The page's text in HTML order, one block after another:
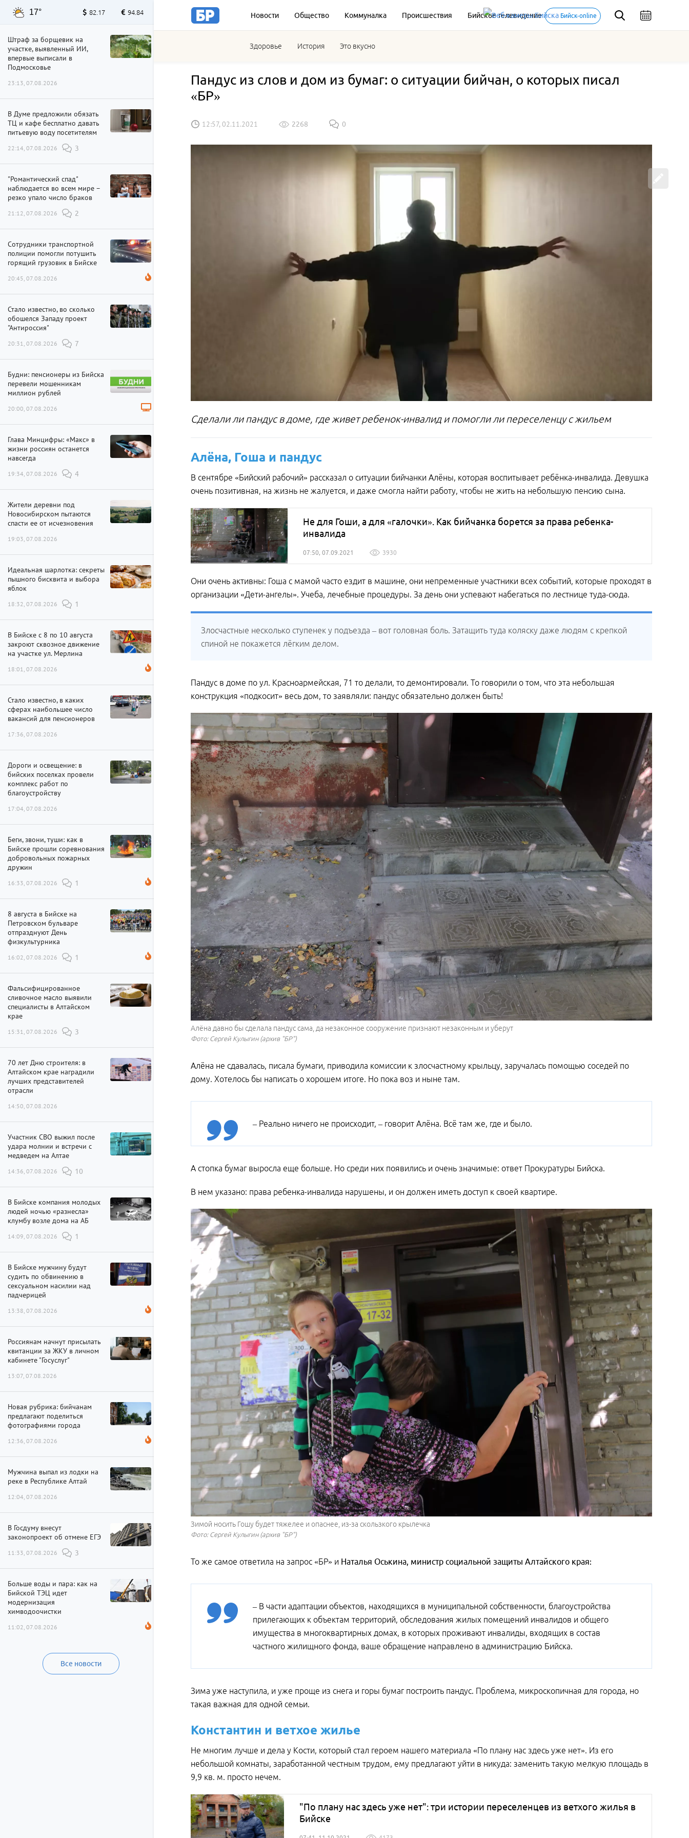
Новости Общество Коммуналка Происшествия Бийское телевидение Бийск-online
Здоровье История Это вкусно
17° 82.17 94.84
Штраф за борщевик на
участке, выявленный ИИ,
впервые выписали в
Подмосковье
23:13, 07.08.2026
В Думе предложили обязать
ТЦ и кафе бесплатно давать
питьевую воду посетителям
22:14, 07.08.2026 3
"Романтический спад"
наблюдается во всем мире –
резко упало число браков
21:12, 07.08.2026 2
Сотрудники транспортной
полиции помогли потушить
горящий грузовик в Бийске
20:45, 07.08.2026
Стало известно, во сколько
обошелся Западу проект
"Антироссия"
20:31, 07.08.2026 7
Будни: пенсионеры из Бийска
перевели мошенникам
миллион рублей
20:00, 07.08.2026
Глава Минцифры: «Макс» в
жизни россиян останется
навсегда
19:34, 07.08.2026 4
Жители деревни под
Новосибирском пытаются
спасти ее от исчезновения
19:03, 07.08.2026
Идеальная шарлотка: секреты
пышного бисквита и выбора
яблок
18:32, 07.08.2026 1
В Бийске с 8 по 10 августа
закроют сквозное движение
на участке ул. Мерлина
18:01, 07.08.2026
Стало известно, в каких
сферах наибольшее число
вакансий для пенсионеров
17:36, 07.08.2026
Дороги и освещение: в
бийских поселках провели
комплекс работ по
благоустройству
17:04, 07.08.2026
Беги, звони, туши: как в
Бийске прошли соревнования
добровольных пожарных
дружин
16:33, 07.08.2026 1
8 августа в Бийске на
Петровском бульваре
отпразднуют День
физкультурника
16:02, 07.08.2026 1
Фальсифицированное
сливочное масло выявили
специалисты в Алтайском
крае
15:31, 07.08.2026 3
70 лет Дню строителя: в
Алтайском крае наградили
лучших представителей
отрасли
14:50, 07.08.2026
Участник СВО выжил после
удара молнии и встречи с
медведем на Алтае
14:36, 07.08.2026 10
В Бийске компания молодых
людей ночью «разнесла»
клумбу возле дома на АБ
14:09, 07.08.2026 1
В Бийске мужчину будут
судить по обвинению в
сексуальном насилии над
падчерицей
13:38, 07.08.2026
Россиянам начнут присылать
квитанции за ЖКУ в личном
кабинете "Госуслуг"
13:07, 07.08.2026
Новая рубрика: бийчанам
предлагают поделиться
фотографиями города
12:36, 07.08.2026
Мужчина выпал из лодки на
реке в Республике Алтай
12:04, 07.08.2026
В Госдуму внесут
законопроект об отмене ЕГЭ
11:33, 07.08.2026 3
Больше воды и пара: как на
Бийской ТЭЦ идет
модернизация
химводоочистки
11:02, 07.08.2026
Все новости
Пандус из слов и дом из бумаг: о ситуации бийчан, о которых писал
«БР»
12:57, 02.11.2021 2268 0
Сделали ли пандус в доме, где живет ребенок-инвалид и помогли ли переселенцу с жильем
Алёна, Гоша и пандус
В сентябре «Бийский рабочий» рассказал о ситуации бийчанки Алёны, которая воспитывает ребёнка-инвалида. Девушка
очень позитивная, на жизнь не жалуется, и даже смогла найти работу, чтобы не жить на небольшую пенсию сына.
Не для Гоши, а для «галочки». Как бийчанка борется за права ребенка-
инвалида
07:50, 07.09.2021 3930
Они очень активны: Гоша с мамой часто ездит в машине, они непременные участники всех событий, которые проходят в
организации «Дети-ангелы». Учеба, лечебные процедуры. За день они успевают набегаться по лестнице туда-сюда.
Злосчастные несколько ступенек у подъезда – вот головная боль. Затащить туда коляску даже людям с крепкой
спиной не покажется лёгким делом.
Пандус в доме по ул. Красноармейская, 71 то делали, то демонтировали. То говорили о том, что эта небольшая
конструкция «подкосит» весь дом, то заявляли: пандус обязательно должен быть!
Алёна давно бы сделала пандус сама, да незаконное сооружение признают незаконным и уберут
Фото: Сергей Кулыгин (архив "БР")
Алёна не сдавалась, писала бумаги, приводила комиссии к злосчастному крыльцу, заручалась помощью соседей по
дому. Хотелось бы написать о хорошем итоге. Но пока воз и ныне там.
– Реально ничего не происходит, – говорит Алёна. Всё там же, где и было.
А стопка бумаг выросла еще больше. Но среди них появились и очень значимые: ответ Прокуратуры Бийска.
В нем указано: права ребенка-инвалида нарушены, и он должен иметь доступ к своей квартире.
Зимой носить Гошу будет тяжелее и опаснее, из-за скользкого крылечка
Фото: Сергей Кулыгин (архив "БР")
То же самое ответила на запрос «БР» и Наталья Оськина, министр социальной защиты Алтайского края:
– В части адаптации объектов, находящихся в муниципальной собственности, благоустройства
прилегающих к объектам территорий, обследования жилых помещений инвалидов и общего
имущества в многоквартирных домах, в которых проживают инвалиды, входящих в состав
частного жилищного фонда, ваше обращение направлено в администрацию Бийска.
Зима уже наступила, и уже проще из снега и горы бумаг построить пандус. Проблема, микроскопичная для города, но
такая важная для одной семьи.
Константин и ветхое жилье
Не многим лучше и дела у Кости, который стал героем нашего материала «По плану нас здесь уже нет». Из его
небольшой комнаты, заработанной честным трудом, ему предлагают уйти в никуда: заменить такую мелкую площадь в
9,9 кв. м. просто нечем.
"По плану нас здесь уже нет": три истории переселенцев из ветхого жилья в
Бийске